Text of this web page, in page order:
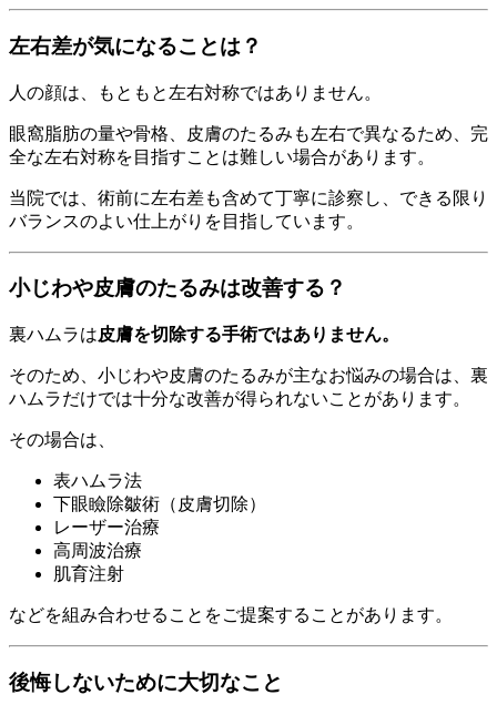
左右差が気になることは？
人の顔は、もともと左右対称ではありません。
眼窩脂肪の量や骨格、皮膚のたるみも左右で異なるため、完
全な左右対称を目指すことは難しい場合があります。
当院では、術前に左右差も含めて丁寧に診察し、できる限り
バランスのよい仕上がりを目指しています。
小じわや皮膚のたるみは改善する？
裏ハムラは皮膚を切除する手術ではありません。
そのため、小じわや皮膚のたるみが主なお悩みの場合は、裏
ハムラだけでは十分な改善が得られないことがあります。
その場合は、
表ハムラ法
下眼瞼除皺術（皮膚切除）
レーザー治療
高周波治療
肌育注射
などを組み合わせることをご提案することがあります。
後悔しないために大切なこと